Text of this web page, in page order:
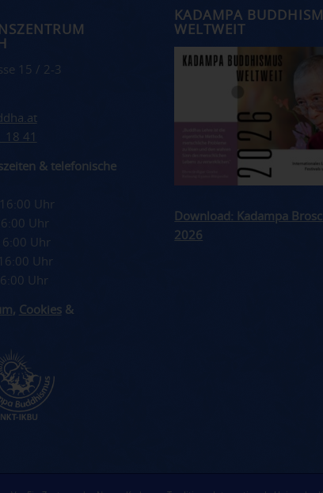
15 / 2-3
18 41
& telefonische
Uhr
Uhr
Uhr
Uhr
Uhr
, Cookies&
KADAMPA
WELTWEIT
Download: Kadampa
2026